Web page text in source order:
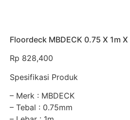
Floordeck MBDECK 0.75 X 1m
Rp 828,400
Spesifikasi Produk
– Merk : MBDECK
– Tebal : 0.75mm